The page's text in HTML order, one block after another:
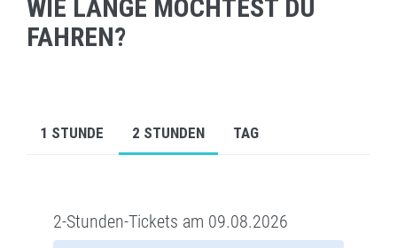
WIE LANGE MÖCHTEST DU
FAHREN?
1 STUNDE 2 STUNDEN TAG
2-Stunden-Tickets am 09.08.2026